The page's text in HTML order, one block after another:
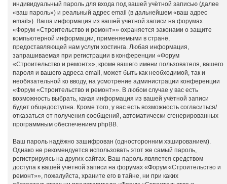
индивидуальный пароль для входа под вашей учётной записью (далее
«ваш пароль») и реальный адрес email (в дальнейшем «ваш адрес
email»). Ваша информация из вашей учётной записи на форумах
«Форум «Строительство и ремонт»» охраняется законами о защите
компьютерной информации, применяемыми в стране,
предоставляющей нам услуги хостинга. Любая информация,
запрашиваемая при регистрации в конференции «Форум
«Строительство и ремонт»», кроме вашего имени пользователя, вашего
пароля и вашего адреса email, может быть как необходимой, так и
необязательной ко вводу, на усмотрение администрации конференции
«Форум «Строительство и ремонт»». В любом случае у вас есть
возможность выбрать, какая информация из вашей учётной записи
будет общедоступна. Кроме того, у вас есть возможность согласиться/
отказаться от получения сообщений, автоматически сгенерированных
программным обеспечением phpBB.
Ваш пароль надёжно зашифрован (односторонним хэшированием).
Однако не рекомендуется использовать этот же самый пароль,
регистрируясь на других сайтах. Ваш пароль является средством
доступа к вашей учётной записи на форумах «Форум «Строительство и
ремонт»», пожалуйста, храните его в тайне, ни при каких